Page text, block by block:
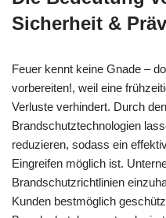
Sicherheit &
Feuer kennt keine Gnade –
vorbereiten!, weil eine
Verluste verhindert. Durch
Brandschutztechnologien
reduzieren, sodass ein
Eingreifen möglich ist.
Brandschutzrichtlinien
Kunden bestmöglich